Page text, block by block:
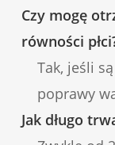
Czy mogę
równości
Tak, jeśli
poprawy
Jak długo